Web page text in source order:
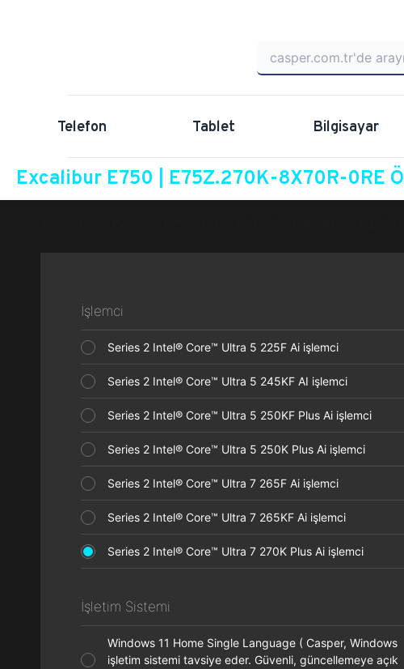
Telefon Tablet Bilgisayar
Excalibur E750 | E75Z.270K-8X70R-0RE
İşlemci
Series 2 Intel® Core™ Ultra 5 225F Ai işlemci
Series 2 Intel® Core™ Ultra 5 245KF AI işlemci
Series 2 Intel® Core™ Ultra 5 250KF Plus Ai işlemci
Series 2 Intel® Core™ Ultra 5 250K Plus Ai işlemci
Series 2 Intel® Core™ Ultra 7 265F Ai işlemci
Series 2 Intel® Core™ Ultra 7 265KF Ai işlemci
Series 2 Intel® Core™ Ultra 7 270K Plus Ai işlemci
İşletim Sistemi
Windows 11 Home Single Language ( Casper, Windows
işletim sistemi tavsiye eder. Güvenli, güncellemeye açık